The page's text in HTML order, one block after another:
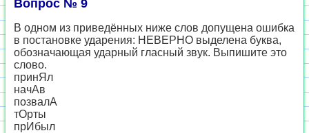
Вопрос № 9
В одном из приведённых ниже слов допущена ошибка
в постановке ударения: НЕВЕРНО выделена буква,
обозначающая ударный гласный звук. Выпишите это
слово.
принЯл
начАв
позвалА
тОрты
прИбыл